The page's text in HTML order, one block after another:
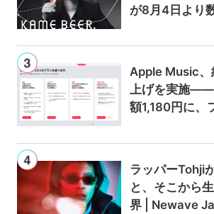
が8月4日より
Apple Music、
上げを実施——
額1,180円に、
ラッパーTohji
と、そこから
界 | Newave